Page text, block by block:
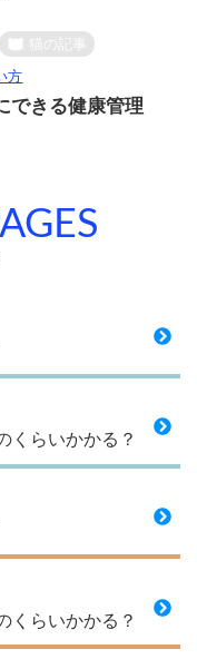
猫の記事
方
できる健康管理
くらいかかる？
くらいかかる？